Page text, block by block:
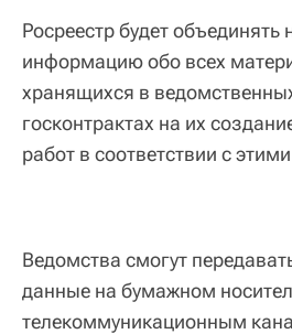
Росреестр будет объединять
информацию обо всех
хранящихся в
госконтрактах на их
работ в соответствии с
Ведомства смогут
данные на бумажном
телекоммуникационным